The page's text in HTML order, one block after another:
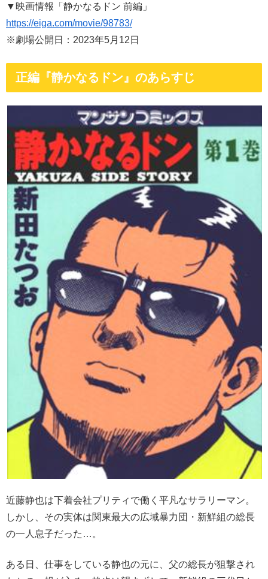
▼映画情報「静かなるドン 前編」
https://eiga.com/movie/98783/
※劇場公開日：2023年5月12日
正編『静かなるドン』のあらすじ
近藤静也は下着会社プリティで働く平凡なサラリーマン。
しかし、その実体は関東最大の広域暴力団・新鮮組の総長
の一人息子だった…。
ある日、仕事をしている静也の元に、父の総長が狙撃され